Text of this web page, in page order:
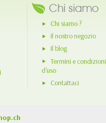
Chi siamo
Chi siamo ?
Il nostro negozio
Il blog
Termini e condizioni
d'uso
Contattaci